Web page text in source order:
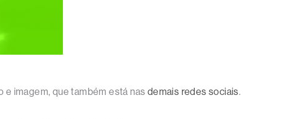
e imagem, que também está nas demais redes sociais.